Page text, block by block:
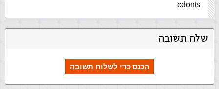
cdonts
שלח תשובה
הכנס כדי לשלוח תשובה